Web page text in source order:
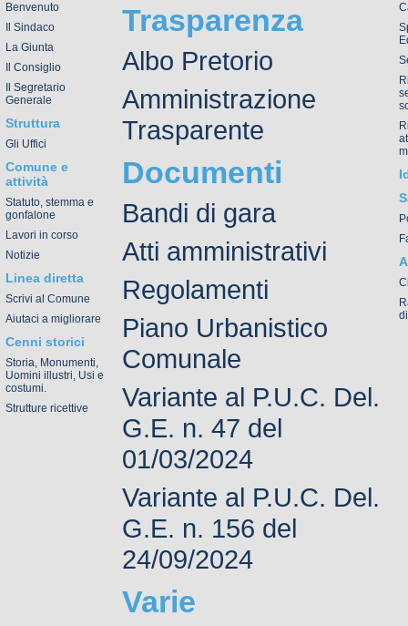
Benvenuto
Il Sindaco
La Giunta
Il Consiglio
Il Segretario
Generale
Struttura
Gli Uffici
Comune e
attività
Statuto, stemma e
gonfalone
Lavori in corso
Notizie
Linea diretta
Scrivi al Comune
Aiutaci a migliorare
Cenni storici
Storia, Monumenti,
Uomini illustri, Usi e
costumi.
Strutture ricettive
Trasparenza
Albo Pretorio
Amministrazione
Trasparente
Documenti
Bandi di gara
Atti amministrativi
Regolamenti
Piano Urbanistico
Comunale
Variante al P.U.C. Del.
G.E. n. 47 del
01/03/2024
Variante al P.U.C. Del.
G.E. n. 156 del
24/09/2024
Varie